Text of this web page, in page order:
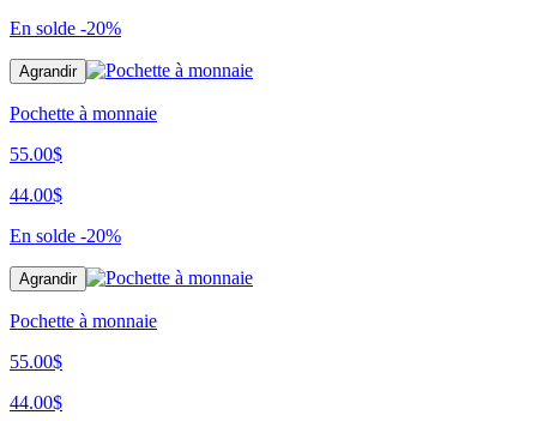
En solde -20%
Agrandir
Pochette à monnaie
55.00$
44.00$
En solde -20%
Agrandir
Pochette à monnaie
55.00$
44.00$